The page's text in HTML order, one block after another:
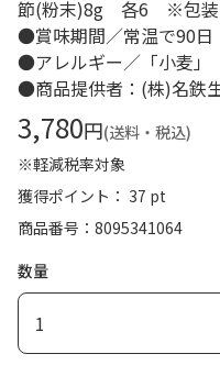
節(粉末)8g 各6 ※包装
●賞味期間／常温で90日
●アレルギー／「小麦」
●商品提供者：(株)名鉄
3,780円(送料・税込)
※軽減税率対象
獲得ポイント： 37 pt
商品番号
8095341064
数量
1